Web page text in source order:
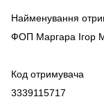
Найменування
ФОП Маргара Ігор
Код отримувача
3339115717